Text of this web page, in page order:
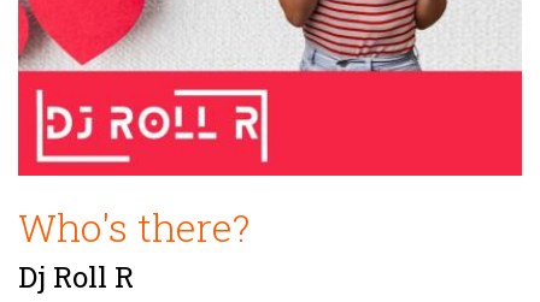
Who's there?
Dj Roll R